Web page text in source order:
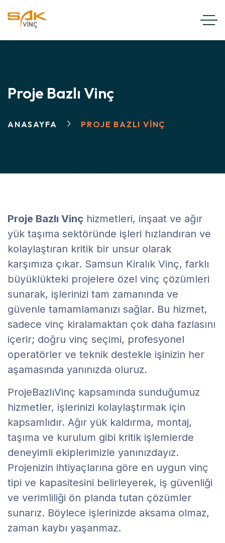
Proje Bazlı Vinç
ANASAYFA PROJE BAZLI VINÇ
Proje Bazlı Vinç hizmetleri, inşaat ve ağır
yük taşıma sektöründe işleri hızlandıran ve
kolaylaştıran kritik bir unsur olarak
karşımıza çıkar. Samsun Kiralık Vinç, farklı
büyüklükteki projelere özel vinç çözümleri
sunarak, işlerinizi tam zamanında ve
güvenle tamamlamanızı sağlar. Bu hizmet,
sadece vinç kiralamaktan çok daha fazlasını
içerir; doğru vinç seçimi, profesyonel
operatörler ve teknik destekle işinizin her
aşamasında yanınızda oluruz.
ProjeBazlıVinç kapsamında sunduğumuz
hizmetler, işlerinizi kolaylaştırmak için
kapsamlıdır. Ağır yük kaldırma, montaj,
taşıma ve kurulum gibi kritik işlemlerde
deneyimli ekiplerimizle yanınızdayız.
Projenizin ihtiyaçlarına göre en uygun vinç
tipi ve kapasitesini belirleyerek, iş güvenliği
ve verimliliği ön planda tutan çözümler
sunarız. Böylece işlerinizde aksama olmaz,
zaman kaybı yaşanmaz.